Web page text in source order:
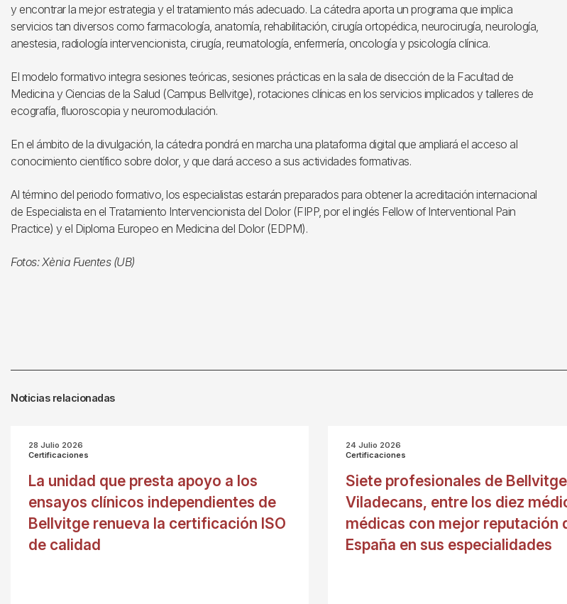
y encontrar la mejor estrategia y el tratamiento más adecuado. La cátedra aporta un programa que implica
servicios tan diversos como farmacología, anatomía, rehabilitación, cirugía ortopédica, neurocirugía, neurología,
anestesia, radiología intervencionista, cirugía, reumatología, enfermería, oncología y psicología clínica.
El modelo formativo integra sesiones teóricas, sesiones prácticas en la sala de disección de la Facultad de
Medicina y Ciencias de la Salud (Campus Bellvitge), rotaciones clínicas en los servicios implicados y talleres de
ecografía, fluoroscopia y neuromodulación.
En el ámbito de la divulgación, la cátedra pondrá en marcha una plataforma digital que ampliará el acceso al
conocimiento científico sobre dolor, y que dará acceso a sus actividades formativas.
Al término del periodo formativo, los especialistas estarán preparados para obtener la acreditación internacional
de Especialista en el Tratamiento Intervencionista del Dolor (FIPP, por el inglés Fellow of Interventional Pain
Practice) y el Diploma Europeo en Medicina del Dolor (EDPM).
Fotos: Xènia Fuentes (UB)
Noticias relacionadas
28 Julio 2026
Certificaciones
La unidad que presta apoyo a los
ensayos clínicos independientes de
Bellvitge renueva la certificación ISO
de calidad
24 Julio 2026
Certificaciones
Siete profesionales de
Viladecans, entre los diez
médicas con mejor reputación
España en sus especialidades